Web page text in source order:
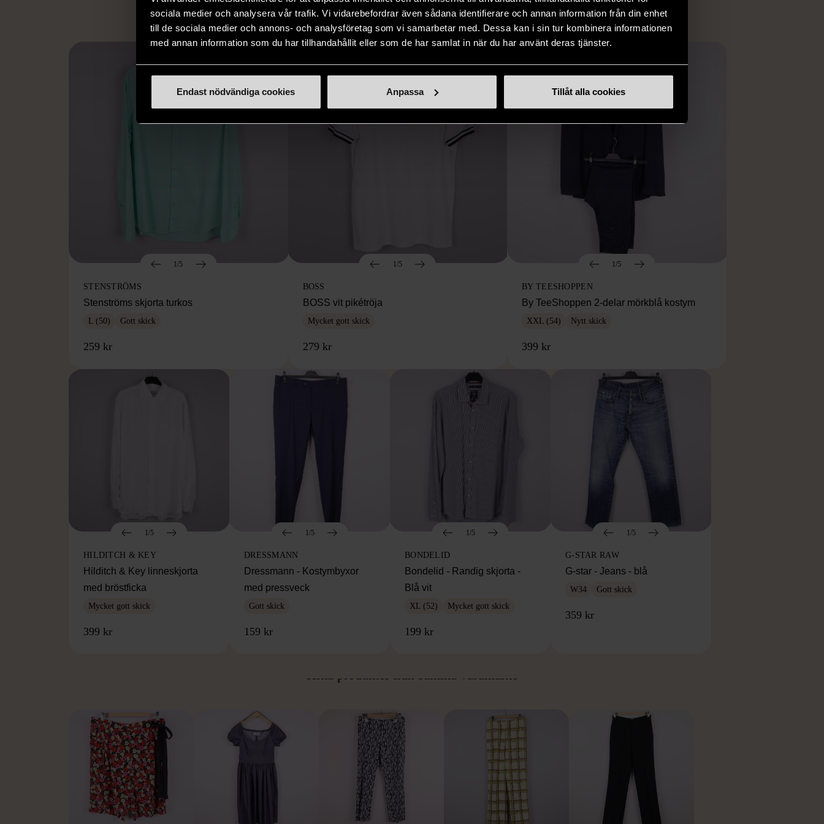
sociala medier och analysera vår trafik. Vi vidarebefordrar även sådana identifierare och annan information från din enhet
till de sociala medier och annons- och analysföretag som vi samarbetar med. Dessa kan i sin tur kombinera informationen
med annan information som du har tillhandahållit eller som de har samlat in när du har använt deras tjänster.
Endast nödvändiga cookies Anpassa Tillåt alla cookies
Hitta produkter som påminner om denna
1/5
STENSTRÖMS
Stenströms skjorta turkos
L (50) Gott skick
259 kr
1/5
BOSS
BOSS vit pikétröja
Mycket gott skick
279 kr
1/5
BY TEESHOPPEN
By TeeShoppen 2-delar mörkblå kostym
XXL (54) Nytt skick
399 kr
1/5
HILDITCH & KEY
Hilditch & Key linneskjorta
med bröstficka
Mycket gott skick
399 kr
1/5
DRESSMANN
Dressmann - Kostymbyxor
med pressveck
Gott skick
159 kr
1/5
BONDELID
Bondelid - Randig skjorta -
Blå vit
XL (52) Mycket gott skick
199 kr
1/5
G-STAR RAW
G-star - Jeans - blå
W34 Gott skick
359 kr